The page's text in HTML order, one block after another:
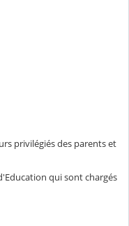
privilégiés des parents et
qui sont chargés